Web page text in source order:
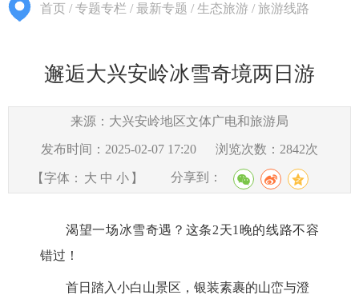
首页 /专题专栏 /最新专题 /生态旅游 /旅游线路
邂逅大兴安岭冰雪奇境两日游
来源：大兴安岭地区文体广电和旅游局
发布时间：2025-02-07 17:20 浏览次数： 2842次
【字体： 大 中 小 】 分享到：
渴望一场冰雪奇遇？这条2天1晚的线路不容
错过！
首日踏入小白山景区，银装素裹的山峦与澄